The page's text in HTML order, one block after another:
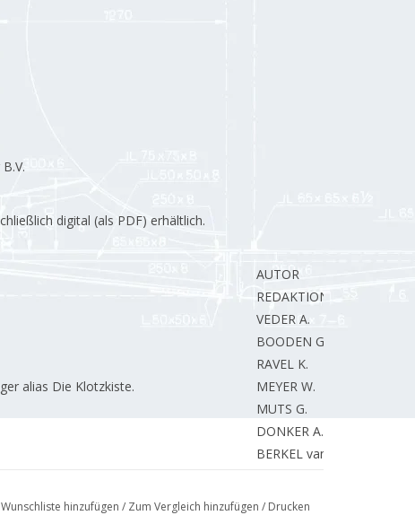
digital (als PDF) erhältlich.
AUTOR
REDAKTION.
VEDER A.
BOODEN G.
RAVEL K.
alias Die Klotzkiste.
MEYER W.
MUTS G.
DONKER A.
BERKEL van C.
ASPENQUIST G.
hinzufügen / Zum Vergleich hinzufügen / Drucken